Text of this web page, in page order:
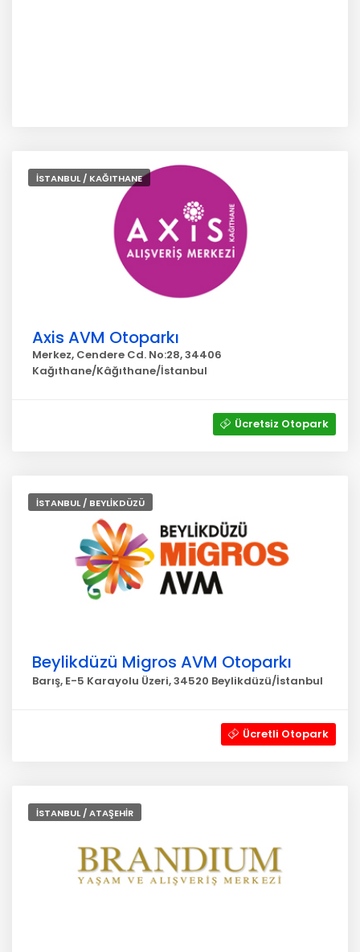
İSTANBUL / KAĞITHANE
Axis AVM Otoparkı
Merkez, Cendere Cd. No:28, 34406
Kağıthane/Kâğıthane/İstanbul
Ücretsiz Otopark
İSTANBUL / BEYLİKDÜZÜ
Beylikdüzü Migros AVM Otoparkı
Barış, E-5 Karayolu Üzeri, 34520 Beylikdüzü/İstanbul
Ücretli Otopark
İSTANBUL / ATAŞEHİR